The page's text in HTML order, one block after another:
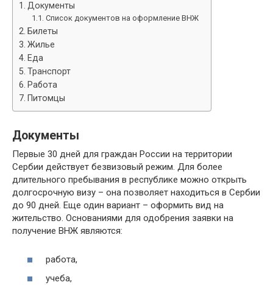
Документы
Список документов на оформление ВНЖ
Билеты
Жилье
Еда
Транспорт
Работа
Питомцы
Документы
Первые 30 дней для граждан России на территории
Сербии действует безвизовый режим. Для более
длительного пребывания в республике можно открыть
долгосрочную визу – она позволяет находиться в Сербии
до 90 дней. Еще один вариант – оформить вид на
жительство. Основаниями для одобрения заявки на
получение ВНЖ являются:
работа,
учеба,